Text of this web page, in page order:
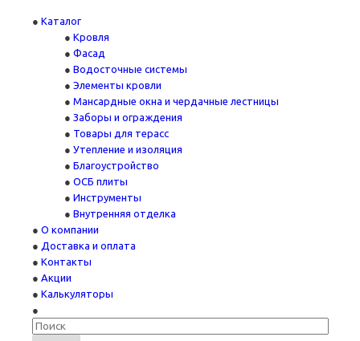
Каталог
Кровля
Фасад
Водосточные системы
Элементы кровли
Мансардные окна и чердачные лестницы
Заборы и ограждения
Товары для терасс
Утепление и изоляция
Благоустройство
ОСБ плиты
Инструменты
Внутренняя отделка
О компании
Доставка и оплата
Контакты
Акции
Калькуляторы